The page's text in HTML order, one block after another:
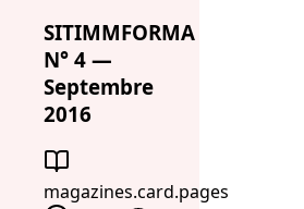
SITIMMFORMA
N° 4 —
Septembre
2016
magazines.card.pages